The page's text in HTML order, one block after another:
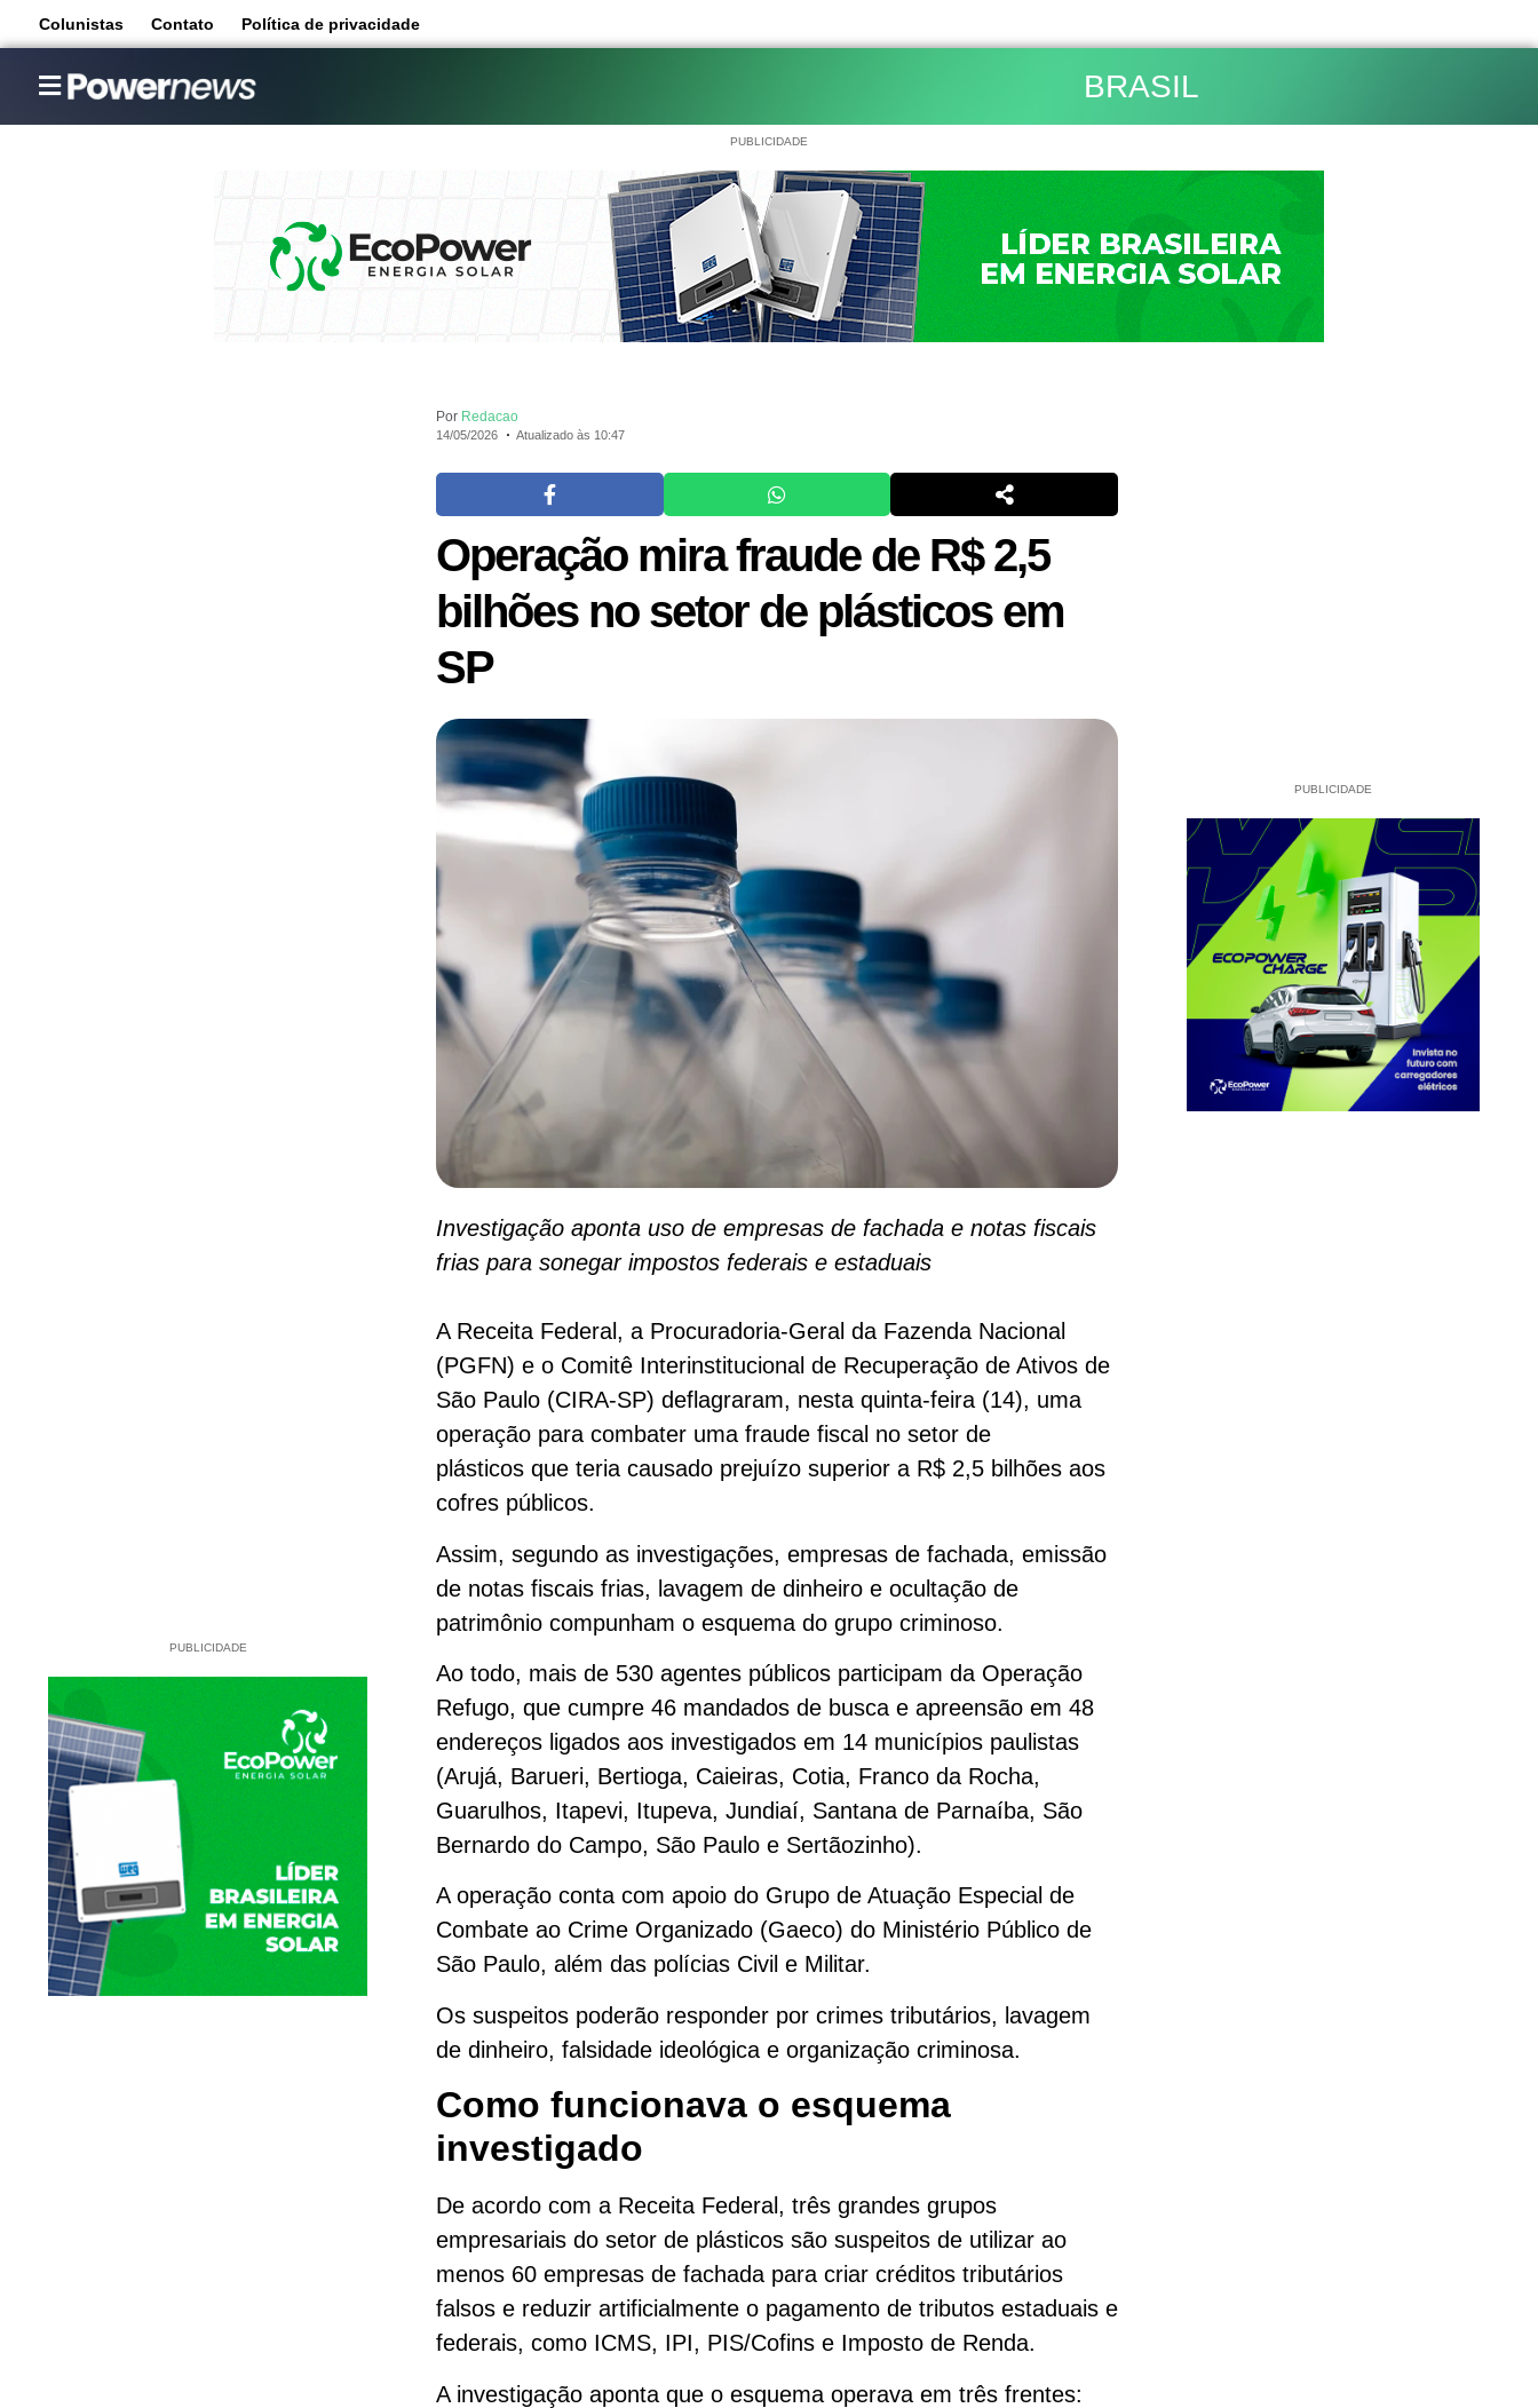
Colunistas Contato Política de privacidade
BRASIL
PUBLICIDADE
PUBLICIDADE
Por Redacao
14/05/2026 Atualizado às 10:47
Operação mira fraude de R$ 2,5
bilhões no setor de plásticos em
SP
Investigação aponta uso de empresas de fachada e notas fiscais
frias para sonegar impostos federais e estaduais
A Receita Federal, a Procuradoria-Geral da Fazenda Nacional
(PGFN) e o Comitê Interinstitucional de Recuperação de Ativos de
São Paulo (CIRA-SP) deflagraram, nesta quinta-feira (14), uma
operação para combater uma fraude fiscal no setor de
plásticos que teria causado prejuízo superior a R$ 2,5 bilhões aos
cofres públicos.
Assim, segundo as investigações, empresas de fachada, emissão
de notas fiscais frias, lavagem de dinheiro e ocultação de
patrimônio compunham o esquema do grupo criminoso.
Ao todo, mais de 530 agentes públicos participam da Operação
Refugo, que cumpre 46 mandados de busca e apreensão em 48
endereços ligados aos investigados em 14 municípios paulistas
(Arujá, Barueri, Bertioga, Caieiras, Cotia, Franco da Rocha,
Guarulhos, Itapevi, Itupeva, Jundiaí, Santana de Parnaíba, São
Bernardo do Campo, São Paulo e Sertãozinho).
A operação conta com apoio do Grupo de Atuação Especial de
Combate ao Crime Organizado (Gaeco) do Ministério Público de
São Paulo, além das polícias Civil e Militar.
Os suspeitos poderão responder por crimes tributários, lavagem
de dinheiro, falsidade ideológica e organização criminosa.
Como funcionava o esquema
investigado
De acordo com a Receita Federal, três grandes grupos
empresariais do setor de plásticos são suspeitos de utilizar ao
menos 60 empresas de fachada para criar créditos tributários
falsos e reduzir artificialmente o pagamento de tributos estaduais e
federais, como ICMS, IPI, PIS/Cofins e Imposto de Renda.
A investigação aponta que o esquema operava em três frentes:
PUBLICIDADE